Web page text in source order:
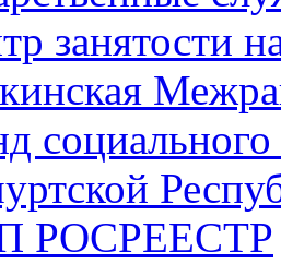
занятости
РОСРЕЕСТР